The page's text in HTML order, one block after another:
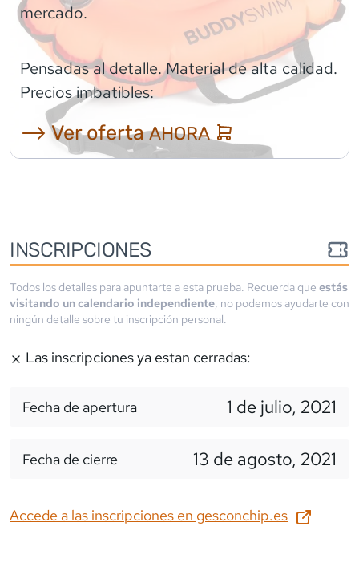
mercado.
Pensadas al detalle. Material de alta calidad.
Precios imbatibles:
⟶ Ver ofertaAHORA
INSCRIPCIONES
Todos los detalles para apuntarte a esta prueba. Recuerda que estás
visitando un calendario independiente, no podemos ayudarte con
ningún detalle sobre tu inscripción personal.
Las inscripciones ya estan cerradas:
Fecha de apertura 1 de julio, 2021
Fecha de cierre 13 de agosto, 2021
Accede a las inscripciones en gesconchip.es